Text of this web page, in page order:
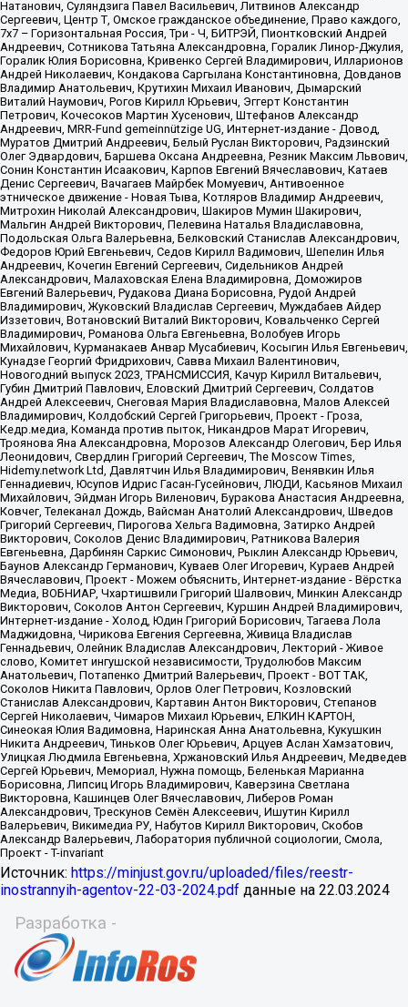
Источник: https://minjust.gov.ru/uploaded/files/reestr-
inostrannyih-agentov-22-03-2024.pdf данные на 22.03.2024
Разработка -